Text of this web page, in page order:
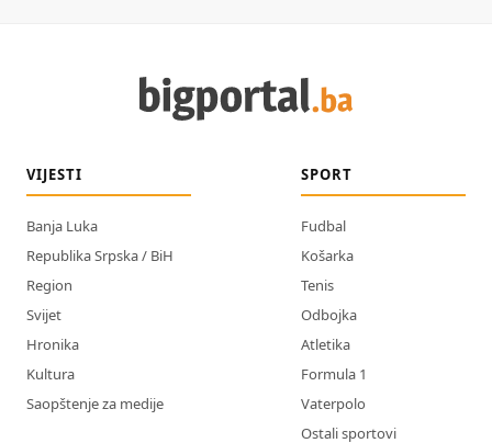
VIJESTI
Banja Luka
Republika Srpska / BiH
Region
Svijet
Hronika
Kultura
Saopštenje za medije
SPORT
Fudbal
Košarka
Tenis
Odbojka
Atletika
Formula 1
Vaterpolo
Ostali sportovi